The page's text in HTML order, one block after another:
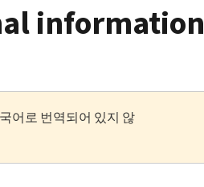
information
어로 번역되어 있지 않